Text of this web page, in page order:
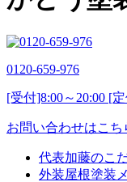
0120-659-976
[受付]8:00～20:00 [
お問い合わせはこち
代表加藤のこ
外装屋根塗装